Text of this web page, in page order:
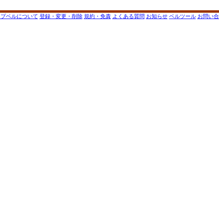
ベルについて 登録・変更・削除 規約・免責 よくある質問 お知らせ ベルツール お問い